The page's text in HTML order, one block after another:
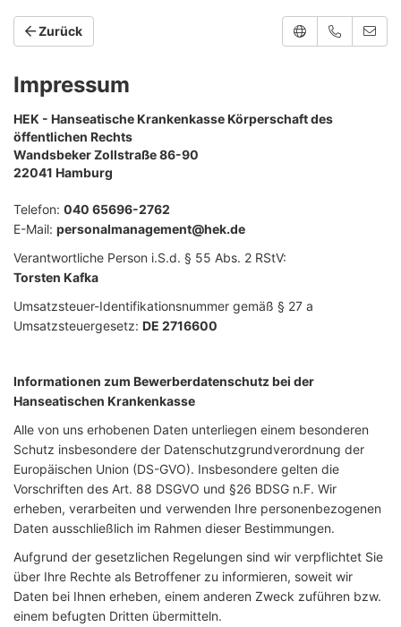
Zurück
Impressum
HEK - Hanseatische Krankenkasse Körperschaft des
öffentlichen Rechts
Wandsbeker Zollstraße 86-90
22041 Hamburg
Telefon: 040 65696-2762
E-Mail: personalmanagement@hek.de
Verantwortliche Person i.S.d. § 55 Abs. 2 RStV:
Torsten Kafka
Umsatzsteuer-Identifikationsnummer gemäß § 27 a
Umsatzsteuergesetz: DE 2716600
Informationen zum Bewerberdatenschutz bei der
Hanseatischen Krankenkasse
Alle von uns erhobenen Daten unterliegen einem besonderen
Schutz insbesondere der Datenschutzgrundverordnung der
Europäischen Union (DS-GVO). Insbesondere gelten die
Vorschriften des Art. 88 DSGVO und §26 BDSG n.F. Wir
erheben, verarbeiten und verwenden Ihre personenbezogenen
Daten ausschließlich im Rahmen dieser Bestimmungen.
Aufgrund der gesetzlichen Regelungen sind wir verpflichtet Sie
über Ihre Rechte als Betroffener zu informieren, soweit wir
Daten bei Ihnen erheben, einem anderen Zweck zuführen bzw.
einem befugten Dritten übermitteln.